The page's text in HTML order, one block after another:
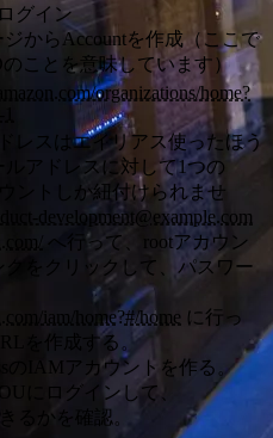
グイン
ジからAccountを作成（ここで
ことを意味しています）
organizations/home?
レスはエイリアス使ったほう
ルアドレスに対して1つの
ントしか紐付けられませ
development@example.com
へ行って、rootアカウン
クをクリックして、パスワー
iam/home?#/home に行っ
を作成する。
のIAMアカウントを作る。
にログインして、
るかを確認。